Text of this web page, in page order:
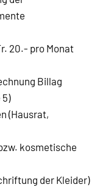
20.- pro Monat
Billag
(Hausrat,
kosmetische
der Kleider)